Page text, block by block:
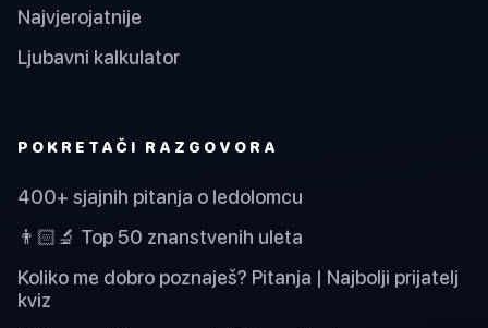
Najvjerojatnije
Ljubavni kalkulator
POKRETAČI RAZGOVORA
400+ sjajnih pitanja o ledolomcu
👨🏻‍🔬 Top 50 znanstvenih uleta
Koliko me dobro poznaješ? Pitanja | Najbolji prijatelj
kviz